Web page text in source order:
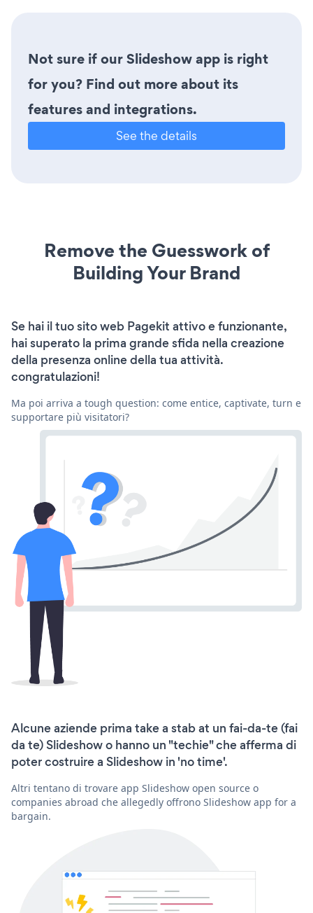
Not sure if our Slideshow app is right
for you? Find out more about its
features and integrations.
See the details
Remove the Guesswork of
Building Your Brand
Se hai il tuo sito web Pagekit attivo e funzionante,
hai superato la prima grande sfida nella creazione
della presenza online della tua attività.
congratulazioni!
Ma poi arriva a tough question: come entice, captivate, turn e
supportare più visitatori?
Alcune aziende prima take a stab at un fai-da-te (fai
da te) Slideshow o hanno un "techie" che afferma di
poter costruire a Slideshow in 'no time'.
Altri tentano di trovare app Slideshow open source o
companies abroad che allegedly offrono Slideshow app for a
bargain.